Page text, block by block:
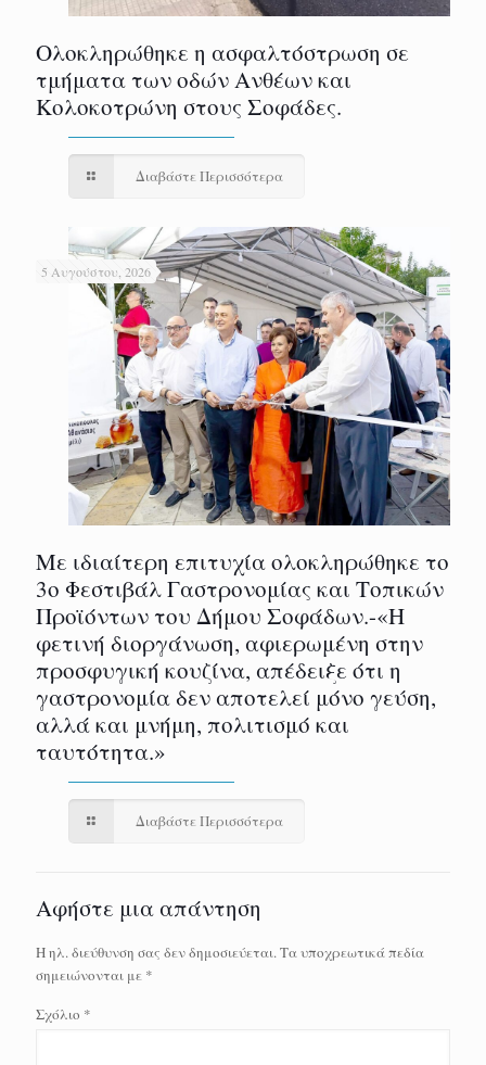
Ολοκληρώθηκε η ασφαλτόστρωση σε
τμήματα των οδών Ανθέων και
Κολοκοτρώνη στους Σοφάδες.
Διαβάστε Περισσότερα
5 Αυγούστου, 2026
Με ιδιαίτερη επιτυχία ολοκληρώθηκε το
3ο Φεστιβάλ Γαστρονομίας και Τοπικών
Προϊόντων του Δήμου Σοφάδων.-«Η
φετινή διοργάνωση, αφιερωμένη στην
προσφυγική κουζίνα, απέδειξε ότι η
γαστρονομία δεν αποτελεί μόνο γεύση,
αλλά και μνήμη, πολιτισμό και
ταυτότητα.»
Διαβάστε Περισσότερα
Αφήστε μια απάντηση
Η ηλ. διεύθυνση σας δεν δημοσιεύεται.Τα υποχρεωτικά πεδία
σημειώνονται με *
Σχόλιο *